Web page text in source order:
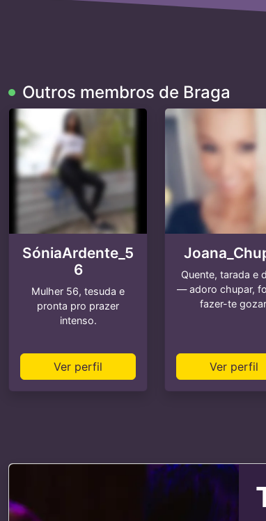
Outros membros de Braga
SóniaArdente_5
6
Mulher 56, tesuda e
pronta pro prazer
intenso.
Ver perfil
Quente, tarada e
— adoro chupar,
fazer-te
Ver perfil